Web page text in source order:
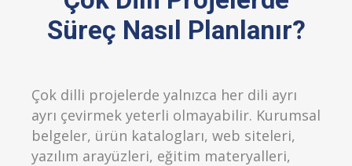
Süreç Nasıl Planlanır?
Çok dilli projelerde yalnızca her dili ayrı
ayrı çevirmek yeterli olmayabilir. Kurumsal
belgeler, ürün katalogları, web siteleri,
yazılım arayüzleri, eğitim materyalleri,